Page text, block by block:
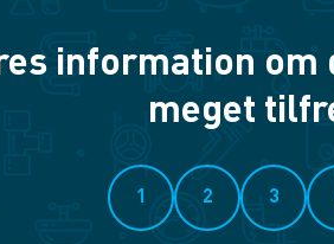
information
meget
1 2 3